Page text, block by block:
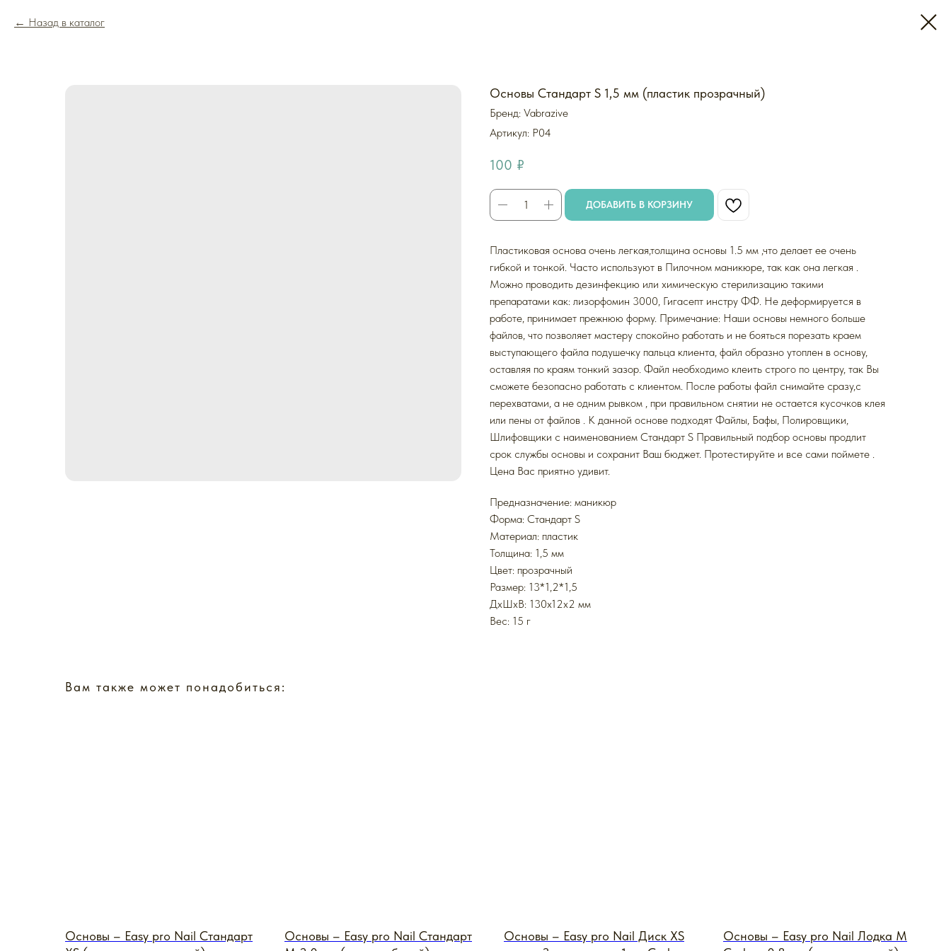
Назад в каталог
Основы Стандарт S 1,5 мм (пластик прозрачный)
Бренд: Vabrazive
Артикул: P04
100 ₽
ДОБАВИТЬ В КОРЗИНУ
Пластиковая основа очень легкая,толщина основы 1.5 мм ,что делает ее очень
гибкой и тонкой. Часто используют в Пилочном маникюре, так как она легкая .
Можно проводить дезинфекцию или химическую стерилизацию такими
препаратами как: лизорфомин 3000, Гигасепт инстру ФФ. Не деформируется в
работе, принимает прежнюю форму. Примечание: Наши основы немного больше
файлов, что позволяет мастеру спокойно работать и не бояться порезать краем
выступающего файла подушечку пальца клиента, файл образно утоплен в основу,
оставляя по краям тонкий зазор. Файл необходимо клеить строго по центру, так Вы
сможете безопасно работать с клиентом. После работы файл снимайте сразу,с
перехватами, а не одним рывком , при правильном снятии не остается кусочков клея
или пены от файлов . К данной основе подходят Файлы, Бафы, Полировщики,
Шлифовщики с наименованием Стандарт S Правильный подбор основы продлит
срок службы основы и сохранит Ваш бюджет. Протестируйте и все сами поймете .
Цена Вас приятно удивит.
Предназначение: маникюр
Форма: Стандарт S
Mатериал: пластик
Толщина: 1,5 мм
Цвет: прозрачный
Размер: 13*1,2*1,5
ДxШxВ: 130x12x2 мм
Вес: 15 г
Вам также может понадобиться:
Основы – Easy pro Nail Стандарт
Основы – Easy pro Nail Стандарт
Основы – Easy pro Nail Диск XS
Основы – Easy pro Nail Лодка M